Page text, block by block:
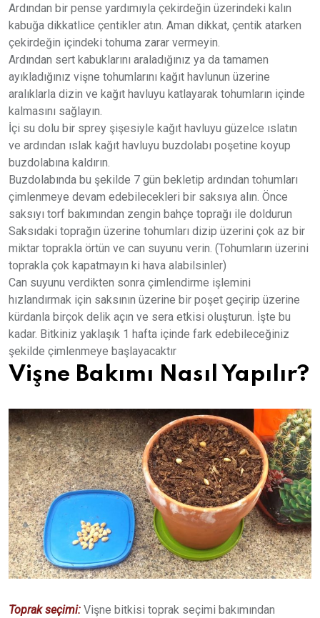
Ardından bir pense yardımıyla çekirdeğin üzerindeki kalın
kabuğa dikkatlice çentikler atın. Aman dikkat, çentik atarken
çekirdeğin içindeki tohuma zarar vermeyin.
Ardından sert kabuklarını araladığınız ya da tamamen
ayıkladığınız vişne tohumlarını kağıt havlunun üzerine
aralıklarla dizin ve kağıt havluyu katlayarak tohumların içinde
kalmasını sağlayın.
İçi su dolu bir sprey şişesiyle kağıt havluyu güzelce ıslatın
ve ardından ıslak kağıt havluyu buzdolabı poşetine koyup
buzdolabına kaldırın.
Buzdolabında bu şekilde 7 gün bekletip ardından tohumları
çimlenmeye devam edebilecekleri bir saksıya alın. Önce
saksıyı torf bakımından zengin bahçe toprağı ile doldurun
Saksıdaki toprağın üzerine tohumları dizip üzerini çok az bir
miktar toprakla örtün ve can suyunu verin. (Tohumların üzerini
toprakla çok kapatmayın ki hava alabilsinler)
Can suyunu verdikten sonra çimlendirme işlemini
hızlandırmak için saksının üzerine bir poşet geçirip üzerine
kürdanla birçok delik açın ve sera etkisi oluşturun. İşte bu
kadar. Bitkiniz yaklaşık 1 hafta içinde fark edebileceğiniz
şekilde çimlenmeye başlayacaktır
Vişne Bakımı Nasıl Yapılır?
Toprak seçimi: Vişne bitkisi toprak seçimi bakımından